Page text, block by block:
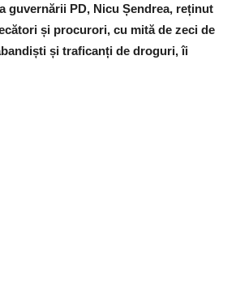
PD, Nicu Șendrea, reținut
și procurori, cu mită de zeci de
și traficanți de droguri, îi